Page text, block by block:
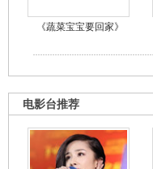
《蔬菜宝宝要回家》
电影台推荐